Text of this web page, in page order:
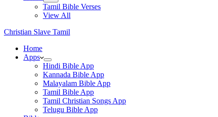
Tamil Bible Verses
View All
Christian Slave Tamil
Home
Apps
Hindi Bible App
Kannada Bible App
Malayalam Bible App
Tamil Bible App
Tamil Christian Songs App
Telugu Bible App